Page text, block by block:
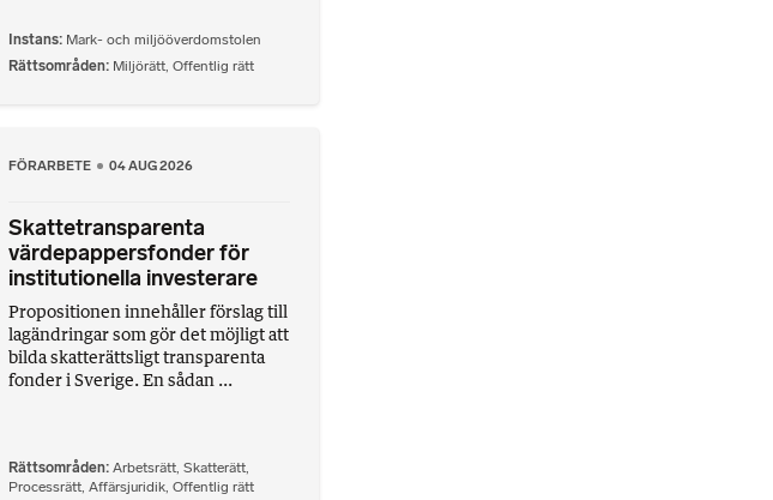
Instans Mark- och miljööverdomstolen
Rättsområden Miljörätt Offentlig rätt
FÖRARBETE 04 AUG 2026
Skattetransparenta
värdepappersfonder för
institutionella investerare
Propositionen innehåller förslag till
lagändringar som gör det möjligt att
bilda skatterättsligt transparenta
fonder i Sverige. En sådan ...
Rättsområden Arbetsrätt Skatterätt
Processrätt Affärsjuridik Offentlig rätt